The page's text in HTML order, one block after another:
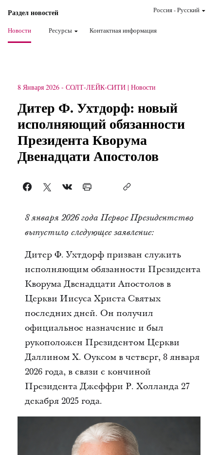
Раздел новостей
Новости Ресурсы Контактная информация
Россия-Pусский
8 Января 2026 - СОЛТ-ЛЕЙК-СИТИ Новости
Дитер Ф. Ухтдорф: новый
исполняющий обязанности
Президента Кворума
Двенадцати Апостолов
8 января 2026 года Первое Президентство
выпустило следующее заявление:
Дитер Ф. Ухтдорф призван служить
исполняющим обязанности Президента
Кворума Двенадцати Апостолов в
Церкви Иисуса Христа Святых
последних дней. Он получил
официальное назначение и был
рукоположен Президентом Церкви
Даллином Х. Оуксом в четверг, 8 января
2026 года, в связи с кончиной
Президента Джеффри Р. Холланда 27
декабря 2025 года.